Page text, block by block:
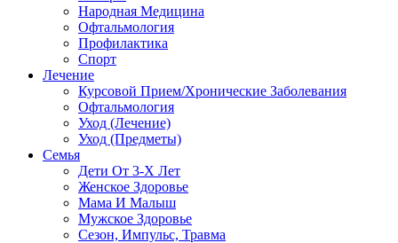
Народная Медицина
Офтальмология
Профилактика
Спорт
Лечение
Курсовой Прием/Хронические Заболевания
Офтальмология
Уход (Лечение)
Уход (Предметы)
Семья
Дети От 3-Х Лет
Женское Здоровье
Мама И Малыш
Мужское Здоровье
Сезон, Импульс, Травма